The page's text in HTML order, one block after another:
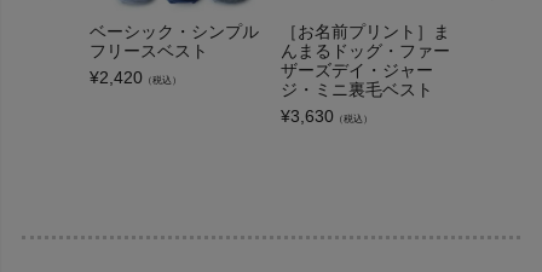
ベーシック・シンプル
フリースベスト
¥2,420 （税込）
［お名前プリント］ま
んまるドッグ・ファー
ザーズデイ・ジャー
ジ・ミニ裏毛ベスト
¥3,630 （税込）